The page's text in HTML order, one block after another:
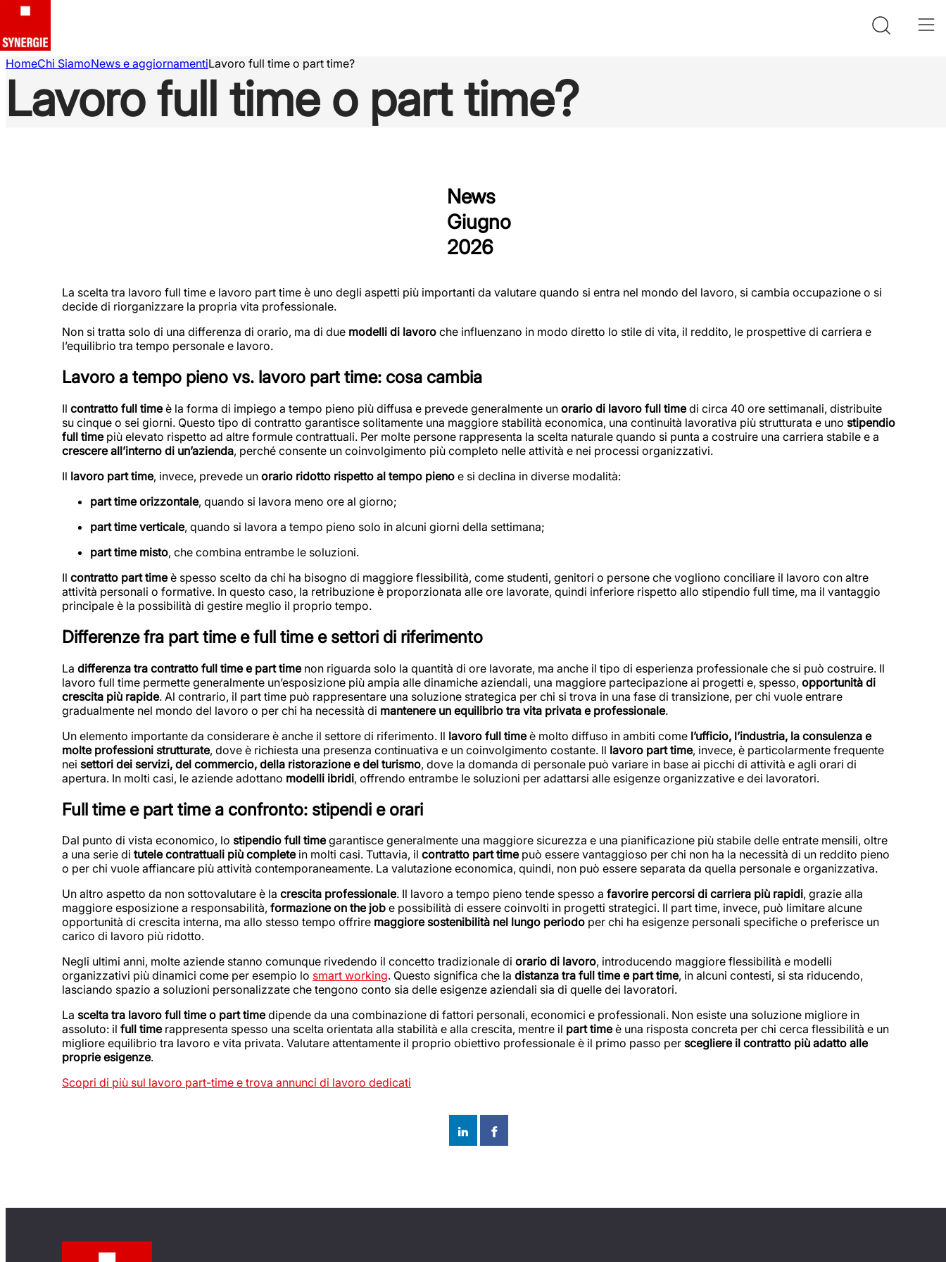
HomeChi SiamoNews e aggiornamentiLavoro full time o part time?
Lavoro full time o part time?
News
Giugno
2026
La scelta tra lavoro full time e lavoro part time è uno degli aspetti più importanti da valutare quando si entra nel mondo del lavoro, si cambia occupazione o si
decide di riorganizzare la propria vita professionale.
Non si tratta solo di una differenza di orario, ma di due modelli di lavoro che influenzano in modo diretto lo stile di vita, il reddito, le prospettive di carriera e
l’equilibrio tra tempo personale e lavoro.
Lavoro a tempo pieno vs. lavoro part time: cosa cambia
Il contratto full timeè la forma di impiego a tempo pieno più diffusa e prevede generalmente un orario di lavoro full timedi circa 40 ore settimanali, distribuite
su cinque o sei giorni. Questo tipo di contratto garantisce solitamente una maggiore stabilità economica, una continuità lavorativa più strutturata e uno stipendio
full timepiù elevato rispetto ad altre formule contrattuali. Per molte persone rappresenta la scelta naturale quando si punta a costruire una carriera stabile e a
crescere all’interno di un’azienda, perché consente un coinvolgimento più completo nelle attività e nei processi organizzativi.
Il lavoro part time, invece, prevede un orario ridotto rispetto al tempo pieno e si declina in diverse modalità:
part time orizzontale, quando si lavora meno ore al giorno;
part time verticale, quando si lavora a tempo pieno solo in alcuni giorni della settimana;
part time misto, che combina entrambe le soluzioni.
Il contratto part timeè spesso scelto da chi ha bisogno di maggiore flessibilità, come studenti, genitori o persone che vogliono conciliare il lavoro con altre
attività personali o formative. In questo caso, la retribuzione è proporzionata alle ore lavorate, quindi inferiore rispetto allo stipendio full time, ma il vantaggio
principale è la possibilità di gestire meglio il proprio tempo.
Differenze fra part time e full time e settori di riferimento
La differenza tra contratto full time e part timenon riguarda solo la quantità di ore lavorate, ma anche il tipo di esperienza professionale che si può costruire. Il
lavoro full time permette generalmente un’esposizione più ampia alle dinamiche aziendali, una maggiore partecipazione ai progetti e, spesso, opportunità di
crescita più rapide. Al contrario, il part time può rappresentare una soluzione strategica per chi si trova in una fase di transizione, per chi vuole entrare
gradualmente nel mondo del lavoro o per chi ha necessità di mantenere un equilibrio tra vita privata e professionale.
Un elemento importante da considerare è anche il settore di riferimento. Il lavoro full timeè molto diffuso in ambiti come l’ufficio, l’industria, la consulenza e
molte professioni strutturate, dove è richiesta una presenza continuativa e un coinvolgimento costante. Il lavoro part time, invece, è particolarmente frequente
nei settori dei servizi, del commercio, della ristorazione e del turismo, dove la domanda di personale può variare in base ai picchi di attività e agli orari di
apertura. In molti casi, le aziende adottano modelli ibridi, offrendo entrambe le soluzioni per adattarsi alle esigenze organizzative e dei lavoratori.
Full time e part time a confronto: stipendi e orari
Dal punto di vista economico, lo stipendio full timegarantisce generalmente una maggiore sicurezza e una pianificazione più stabile delle entrate mensili, oltre
a una serie di tutele contrattuali più completein molti casi. Tuttavia, il contratto part timepuò essere vantaggioso per chi non ha la necessità di un reddito pieno
o per chi vuole affiancare più attività contemporaneamente. La valutazione economica, quindi, non può essere separata da quella personale e organizzativa.
Un altro aspetto da non sottovalutare è la crescita professionale. Il lavoro a tempo pieno tende spesso a favorire percorsi di carriera più rapidi, grazie alla
maggiore esposizione a responsabilità, formazione on the job e possibilità di essere coinvolti in progetti strategici. Il part time, invece, può limitare alcune
opportunità di crescita interna, ma allo stesso tempo offrire maggiore sostenibilità nel lungo periodo per chi ha esigenze personali specifiche o preferisce un
carico di lavoro più ridotto.
Negli ultimi anni, molte aziende stanno comunque rivedendo il concetto tradizionale di orario di lavoro, introducendo maggiore flessibilità e modelli
organizzativi più dinamici come per esempio lo smart working. Questo significa che la distanza tra full time e part time, in alcuni contesti, si sta riducendo,
lasciando spazio a soluzioni personalizzate che tengono conto sia delle esigenze aziendali sia di quelle dei lavoratori.
La scelta tra lavoro full time o part timedipende da una combinazione di fattori personali, economici e professionali. Non esiste una soluzione migliore in
assoluto: il full timerappresenta spesso una scelta orientata alla stabilità e alla crescita, mentre il part timeè una risposta concreta per chi cerca flessibilità e un
migliore equilibrio tra lavoro e vita privata. Valutare attentamente il proprio obiettivo professionale è il primo passo per scegliere il contratto più adatto alle
proprie esigenze.
Scopri di più sul lavoro part-time e trova annunci di lavoro dedicati